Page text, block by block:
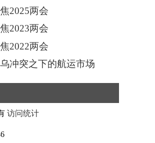
2025两会
2023两会
2022两会
冲突之下的航运市场
访问统计